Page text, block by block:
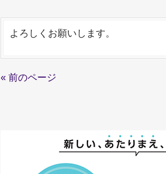
よろしくお願いします。
« 前のページ